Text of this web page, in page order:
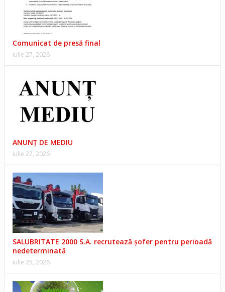
Comunicat de presă final
iulie 27, 2026
ANUNŢ DE MEDIU
iulie 27, 2026
SALUBRITATE 2000 S.A. recrutează șofer pentru perioadă
nedeterminată
iulie 25, 2026